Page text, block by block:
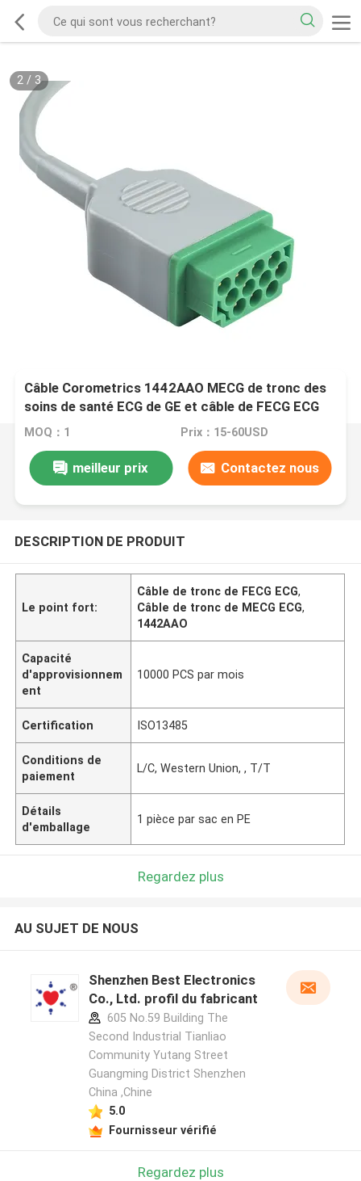
2/ 3
Câble Corometrics 1442AAO MECG de tronc des
soins de santé ECG de GE et câble de FECG ECG
MOQ：1 Prix：15-60USD
meilleur prix Contactez nous
DESCRIPTION DE PRODUIT
Le point fort:
Câble de tronc de FECG ECG,
Câble de tronc de MECG ECG,
1442AAO
Capacité
d'approvisionnem
ent
10000 PCS par mois
Certification ISO13485
Conditions de
paiement
L/C, Western Union, , T/T
Détails
d'emballage
1 pièce par sac en PE
Regardez plus
AU SUJET DE NOUS
Shenzhen Best Electronics
Co., Ltd. profil du fabricant
605 No.59 Building The
Second Industrial Tianliao
Community Yutang Street
Guangming District Shenzhen
China ,Chine
5.0
Fournisseur vérifié
Regardez plus